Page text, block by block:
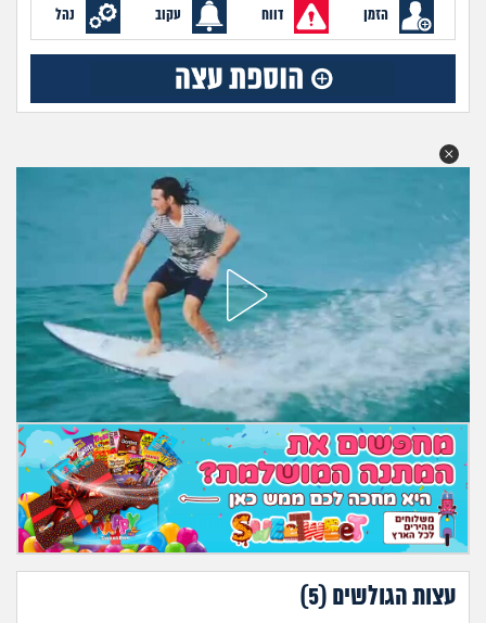
חברים ואנשים
בית, שכנים ושותפים
שומרים על הגוף
פיננסי וכלכלה
בין הסדינים
חיות מחמד
יוקר המחיה
גאווה
הזמן דווח עקוב נהל
עצות הגולשים (5
)